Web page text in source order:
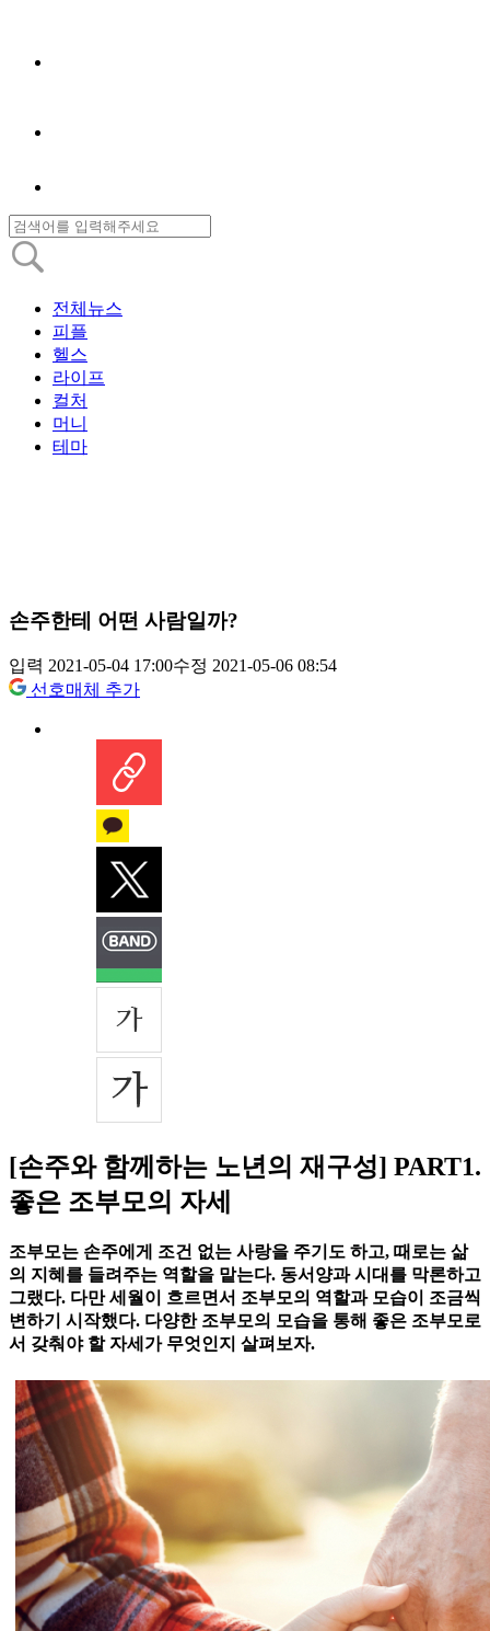
전체뉴스
피플
헬스
라이프
컬처
머니
테마
손주한테 어떤 사람일까?
입력 2021-05-04 17:00수정 2021-05-06 08:54
선호매체 추가
[손주와 함께하는 노년의 재구성] PART1.
좋은 조부모의 자세
조부모는 손주에게 조건 없는 사랑을 주기도 하고, 때로는 삶
의 지혜를 들려주는 역할을 맡는다. 동서양과 시대를 막론하고
그랬다. 다만 세월이 흐르면서 조부모의 역할과 모습이 조금씩
변하기 시작했다. 다양한 조부모의 모습을 통해 좋은 조부모로
서 갖춰야 할 자세가 무엇인지 살펴보자.